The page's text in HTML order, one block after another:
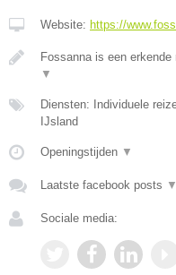
Website: https://
Fossanna is een
▼
Diensten: Individuele
IJsland
Openingstijden ▼
Laatste facebook posts ▼
Sociale media: